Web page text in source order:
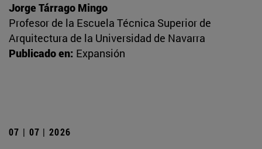
Jorge Tárrago Mingo
Profesor de la Escuela Técnica Superior de
Arquitectura de la Universidad de Navarra
Publicado en: Expansión
07 | 07 | 2026